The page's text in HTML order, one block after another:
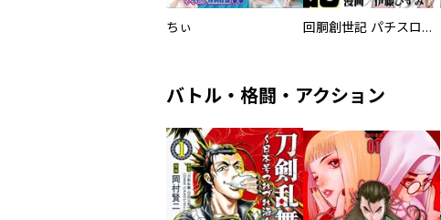
ちぃ 回胴創世記 パチスロを創った男達
バトル・格闘・アクション